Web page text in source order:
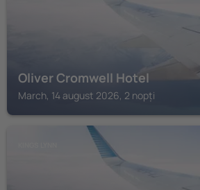
Oliver Cromwell Hotel
March, 14 august 2026, 2 nopți